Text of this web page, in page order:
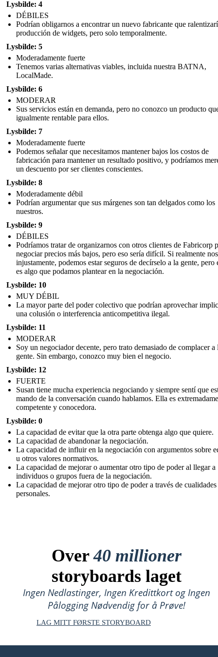
Lysbilde: 4
DÉBILES
Podrían obligarnos a encontrar un nuevo fabricante que
producción de widgets, pero solo temporalmente.
Lysbilde: 5
Moderadamente fuerte
Tenemos varias alternativas viables, incluida nuestra BATNA,
LocalMade.
Lysbilde: 6
MODERAR
Sus servicios están en demanda, pero no conozco un producto
igualmente rentable para ellos.
Lysbilde: 7
Moderadamente fuerte
Podemos señalar que necesitamos mantener bajos los costos de
fabricación para mantener un resultado positivo, y podríamos
un descuento por ser clientes conscientes.
Lysbilde: 8
Moderadamente débil
Podrían argumentar que sus márgenes son tan delgados como los
nuestros.
Lysbilde: 9
DÉBILES
Podríamos tratar de organizarnos con otros clientes de Fabricorp
negociar precios más bajos, pero eso sería difícil. Si realmente
injustamente, podemos estar seguros de decírselo a la gente, pero
es algo que podamos plantear en la negociación.
Lysbilde: 10
MUY DÉBIL
La mayor parte del poder colectivo que podrían aprovechar
una colusión o interferencia anticompetitiva ilegal.
Lysbilde: 11
MODERAR
Soy un negociador decente, pero trato demasiado de complacer a
gente. Sin embargo, conozco muy bien el negocio.
Lysbilde: 12
FUERTE
Susan tiene mucha experiencia negociando y siempre sentí que
mando de la conversación cuando hablamos. Ella es
competente y conocedora.
Lysbilde: 0
La capacidad de evitar que la otra parte obtenga algo que quiere.
La capacidad de abandonar la negociación.
La capacidad de influir en la negociación con argumentos sobre
u otros valores normativos.
La capacidad de mejorar o aumentar otro tipo de poder al llegar a
individuos o grupos fuera de la negociación.
La capacidad de mejorar otro tipo de poder a través de cualidades
personales.
Over40 millioner
storyboards laget
Ingen Nedlastinger, Ingen Kredittkort og Ingen
Pålogging Nødvendig for å Prøve!
LAG MITT FØRSTE STORYBOARD